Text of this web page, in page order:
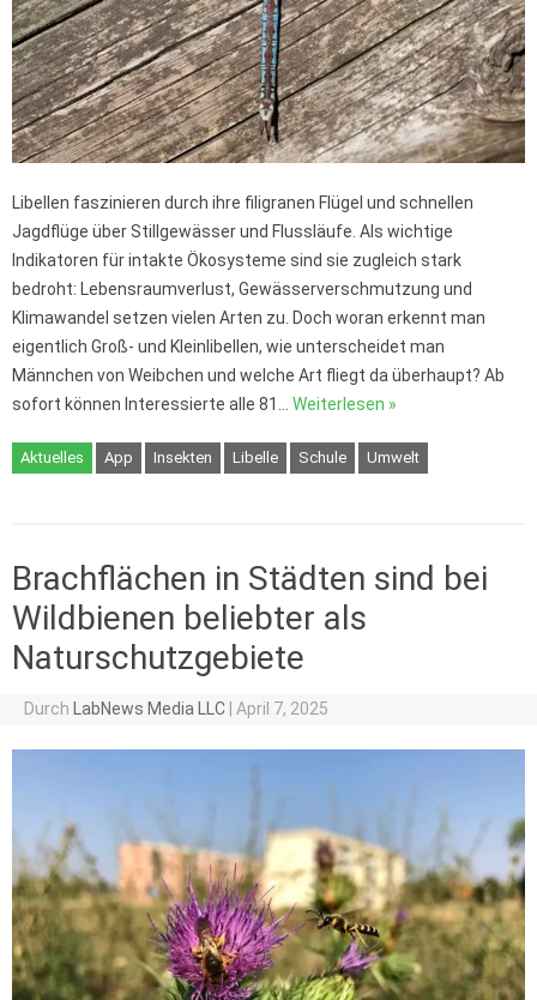
Libellen faszinieren durch ihre filigranen Flügel und schnellen
Jagdflüge über Stillgewässer und Flussläufe. Als wichtige
Indikatoren für intakte Ökosysteme sind sie zugleich stark
bedroht: Lebensraumverlust, Gewässerverschmutzung und
Klimawandel setzen vielen Arten zu. Doch woran erkennt man
eigentlich Groß- und Kleinlibellen, wie unterscheidet man
Männchen von Weibchen und welche Art fliegt da überhaupt? Ab
sofort können Interessierte alle 81… Weiterlesen »
Aktuelles App Insekten Libelle Schule Umwelt
Brachflächen in Städten sind bei
Wildbienen beliebter als
Naturschutzgebiete
Durch LabNews Media LLC April 7, 2025